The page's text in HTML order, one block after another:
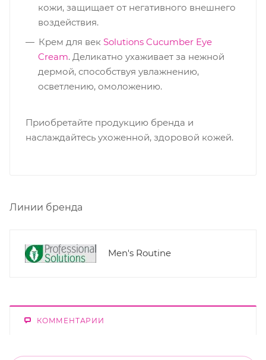
кожи, защищает от негативного внешнего
воздействия.
Крем для век Solutions Cucumber Eye
Cream. Деликатно ухаживает за нежной
дермой, способствуя увлажнению,
осветлению, омоложению.
Приобретайте продукцию бренда и
наслаждайтесь ухоженной, здоровой кожей.
Линии бренда
Men's Routine
КОММЕНТАРИИ